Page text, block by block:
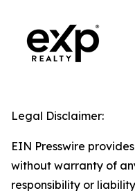
Legal Disclaimer:
EIN Presswire
without warranty of
responsibility or